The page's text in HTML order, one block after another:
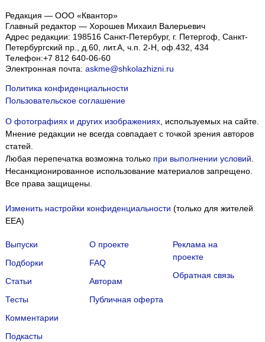
Редакция — ООО «Квантор»
Главный редактор — Хорошев Михаил Валерьевич
Адрес редакции: 198516 Санкт-Петербург, г. Петергоф, Санкт-
Петербургский пр., д.60, лит.А, ч.п. 2-Н, оф.432, 434
Телефон:+7 812 640-06-60
Электронная почта: askme@shkolazhizni.ru
Политика конфиденциальности
Пользовательское соглашение
О фотографиях и других изображениях, используемых на сайте.
Мнение редакции не всегда совпадает с точкой зрения авторов
статей.
Любая перепечатка возможна только при выполнении условий.
Несанкционированное использование материалов запрещено.
Все права защищены.
Изменить настройки конфиденциальности (только для жителей
EEA)
Выпуски
Подборки
Статьи
Тесты
Комментарии
Подкасты
О проекте
FAQ
Авторам
Публичная оферта
Реклама на
проекте
Обратная связь